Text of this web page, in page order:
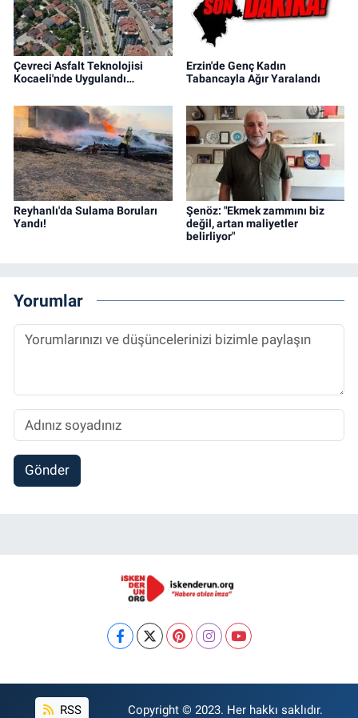
Çevreci Asfalt Teknolojisi
Kocaeli'nde Uygulandı…
Erzin'de Genç Kadın
Tabancayla Ağır Yaralandı
Reyhanlı'da Sulama Boruları
Yandı!
Şenöz: "Ekmek zammını biz
değil, artan maliyetler
belirliyor"
Yorumlar
Gönder
RSS Copyright © 2023. Her hakkı saklıdır.